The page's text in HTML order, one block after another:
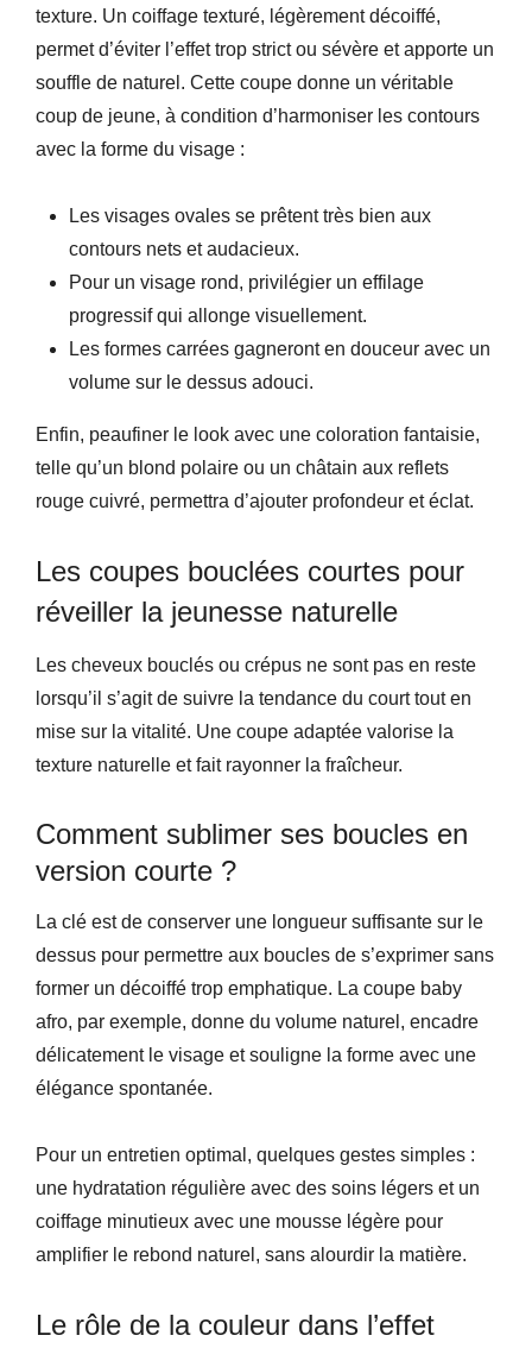
texture. Un coiffage texturé, légèrement décoiffé,
permet d’éviter l’effet trop strict ou sévère et apporte un
souffle de naturel. Cette coupe donne un véritable
coup de jeune, à condition d’harmoniser les contours
avec la forme du visage :
Les visages ovales se prêtent très bien aux
contours nets et audacieux.
Pour un visage rond, privilégier un effilage
progressif qui allonge visuellement.
Les formes carrées gagneront en douceur avec un
volume sur le dessus adouci.
Enfin, peaufiner le look avec une coloration fantaisie,
telle qu’un blond polaire ou un châtain aux reflets
rouge cuivré, permettra d’ajouter profondeur et éclat.
Les coupes bouclées courtes pour
réveiller la jeunesse naturelle
Les cheveux bouclés ou crépus ne sont pas en reste
lorsqu’il s’agit de suivre la tendance du court tout en
mise sur la vitalité. Une coupe adaptée valorise la
texture naturelle et fait rayonner la fraîcheur.
Comment sublimer ses boucles en
version courte ?
La clé est de conserver une longueur suffisante sur le
dessus pour permettre aux boucles de s’exprimer sans
former un décoiffé trop emphatique. La coupe baby
afro, par exemple, donne du volume naturel, encadre
délicatement le visage et souligne la forme avec une
élégance spontanée.
Pour un entretien optimal, quelques gestes simples :
une hydratation régulière avec des soins légers et un
coiffage minutieux avec une mousse légère pour
amplifier le rebond naturel, sans alourdir la matière.
Le rôle de la couleur dans l’effet